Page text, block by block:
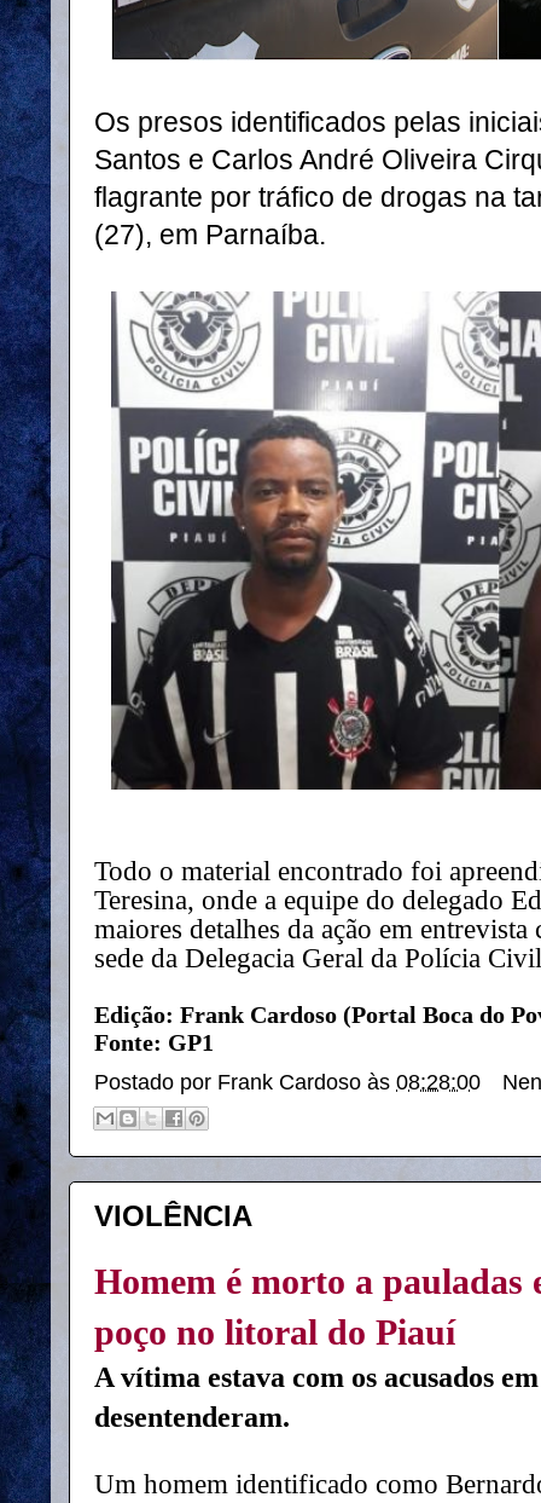
Os presos identificados pelas
Santos e Carlos André Oliveira
flagrante por tráfico de drogas na
(27), em Parnaíba.
Todo o material encontrado foi
Teresina, onde a equipe do delegado
maiores detalhes da ação em
sede da Delegacia Geral da Polícia
Edição: Frank Cardoso (Portal Boca do
Fonte: GP1
Postado por Frank Cardoso às 08:28:00
VIOLÊNCIA
Homem é morto a pauladas
poço no litoral do Piauí
A vítima estava com os acusados
desentenderam.
Um homem identificado como